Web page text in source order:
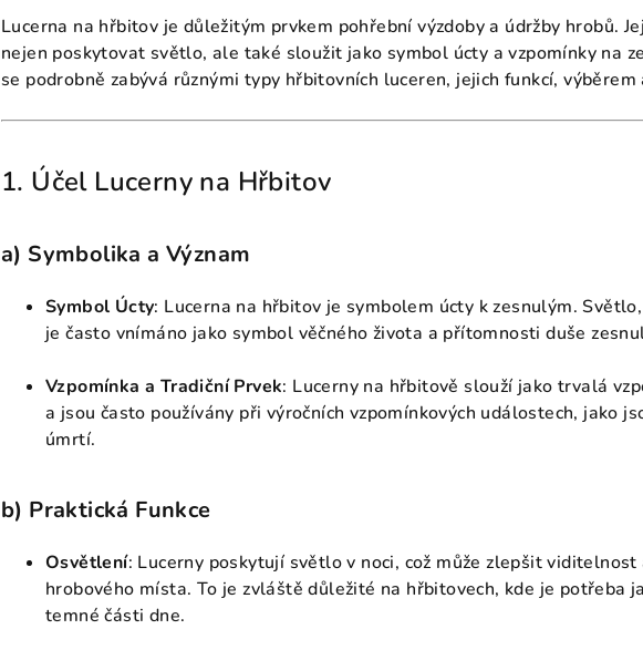
Lucerna na hřbitov je důležitým prvkem pohřební výzdoby a údržby hrobů.
nejen poskytovat světlo, ale také sloužit jako symbol úcty a vzpomínky na
se podrobně zabývá různými typy hřbitovních luceren, jejich funkcí, výběrem
1. Účel Lucerny na Hřbitov
a) Symbolika a Význam
Symbol Úcty: Lucerna na hřbitov je symbolem úcty k zesnulým.
je často vnímáno jako symbol věčného života a přítomnosti duše
Vzpomínka a Tradiční Prvek: Lucerny na hřbitově slouží jako trvalá
a jsou často používány při výročních vzpomínkových událostech, jako
úmrtí.
b) Praktická Funkce
Osvětlení: Lucerny poskytují světlo v noci, což může zlepšit
hrobového místa. To je zvláště důležité na hřbitovech, kde je potřeba
temné části dne.